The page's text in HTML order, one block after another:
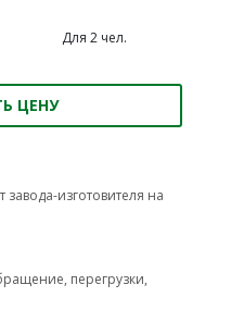
Для 2 чел.
ЦЕНУ
изготовителя на
перегрузки,